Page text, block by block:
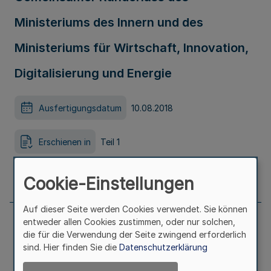
Ministeriums des Innern und des
Ministeriums für Wirtschaft, Innovation,
Digitalisierung und Energie
Ausfertigungsdatum 10.08.2018
Erschienen in Teil 1
Seite
Erlass zur Zweckbestimmung von
individuellen Leistungsprämien für das
Cookie-Einstellungen
Auf dieser Seite werden Cookies verwendet. Sie können
entweder allen Cookies zustimmen, oder nur solchen,
die für die Verwendung der Seite zwingend erforderlich
sind. Hier finden Sie die Datenschutzerklärung